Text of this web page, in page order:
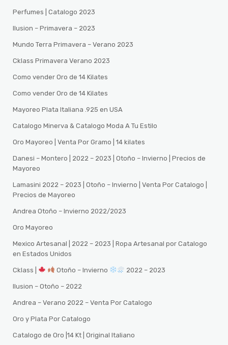
Perfumes | Catalogo 2023
Ilusion – Primavera – 2023
Mundo Terra Primavera – Verano 2023
Cklass Primavera Verano 2023
Como vender Oro de 14 Kilates
Como vender Oro de 14 Kilates
Mayoreo Plata Italiana .925 en USA
Catalogo Minerva & Catalogo Moda A Tu Estilo
Oro Mayoreo | Venta Por Gramo | 14 kilates
Danesi – Montero | 2022 – 2023 | Otoño – Invierno | Precios de
Mayoreo
Lamasini 2022 – 2023 | Otoño – Invierno | Venta Por Catalogo |
Precios de Mayoreo
Andrea Otoño – Invierno 2022/2023
Oro Mayoreo
Mexico Artesanal | 2022 – 2023 | Ropa Artesanal por Catalogo
en Estados Unidos
Cklass | Otoño – Invierno 2022 – 2023
Ilusion – Otoño – 2022
Andrea – Verano 2022 – Venta Por Catalogo
Oro y Plata Por Catalogo
Catalogo de Oro |14 Kt | Original Italiano